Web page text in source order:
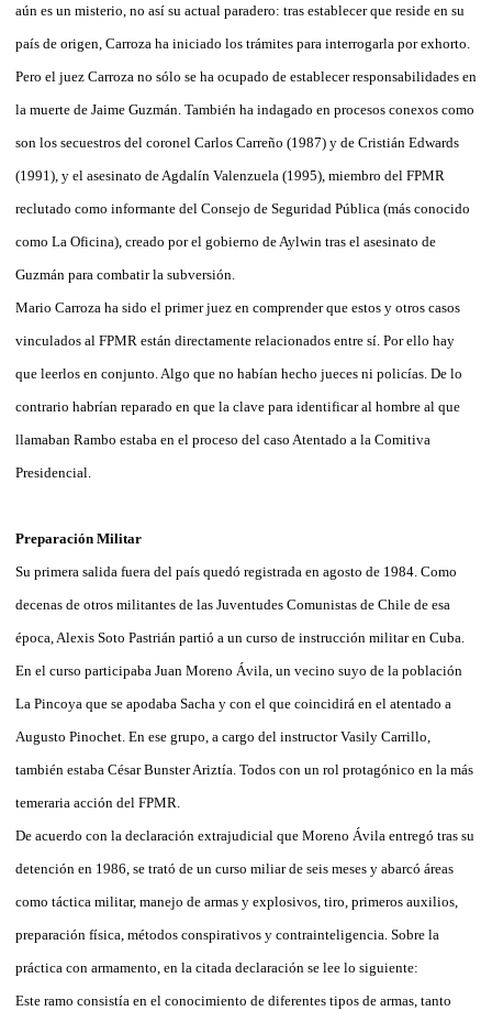
aún es un misterio, no así su actual paradero: tras establecer que reside en su
país de origen, Carroza ha iniciado los trámites para interrogarla por exhorto.
Pero el juez Carroza no sólo se ha ocupado de establecer responsabilidades en
la muerte de Jaime Guzmán. También ha indagado en procesos conexos como
son los secuestros del coronel Carlos Carreño (1987) y de Cristián Edwards
(1991), y el asesinato de Agdalín Valenzuela (1995), miembro del FPMR
reclutado como informante del Consejo de Seguridad Pública (más conocido
como La Oficina), creado por el gobierno de Aylwin tras el asesinato de
Guzmán para combatir la subversión.
Mario Carroza ha sido el primer juez en comprender que estos y otros casos
vinculados al FPMR están directamente relacionados entre sí. Por ello hay
que leerlos en conjunto. Algo que no habían hecho jueces ni policías. De lo
contrario habrían reparado en que la clave para identificar al hombre al que
llamaban Rambo estaba en el proceso del caso Atentado a la Comitiva
Presidencial.
Preparación Militar
Su primera salida fuera del país quedó registrada en agosto de 1984. Como
decenas de otros militantes de las Juventudes Comunistas de Chile de esa
época, Alexis Soto Pastrián partió a un curso de instrucción militar en Cuba.
En el curso participaba Juan Moreno Ávila, un vecino suyo de la población
La Pincoya que se apodaba Sacha y con el que coincidirá en el atentado a
Augusto Pinochet. En ese grupo, a cargo del instructor Vasily Carrillo,
también estaba César Bunster Ariztía. Todos con un rol protagónico en la más
temeraria acción del FPMR.
De acuerdo con la declaración extrajudicial que Moreno Ávila entregó tras su
detención en 1986, se trató de un curso miliar de seis meses y abarcó áreas
como táctica militar, manejo de armas y explosivos, tiro, primeros auxilios,
preparación física, métodos conspirativos y contrainteligencia. Sobre la
práctica con armamento, en la citada declaración se lee lo siguiente:
Este ramo consistía en el conocimiento de diferentes tipos de armas, tanto